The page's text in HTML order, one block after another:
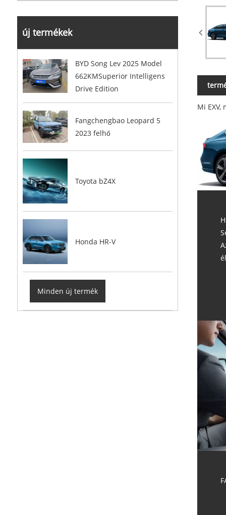
új termékek
BYD Song Lev 2025 Model
662KMSuperior Intelligens
Drive Edition
Fangchengbao Leopard 5
2023 felhő
Toyota bZ4X
Honda HR-V
Minden új termék
Mi